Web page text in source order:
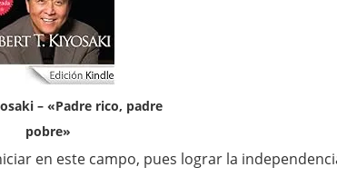
– «Padre rico, padre
pobre»
en este campo, pues lograr la